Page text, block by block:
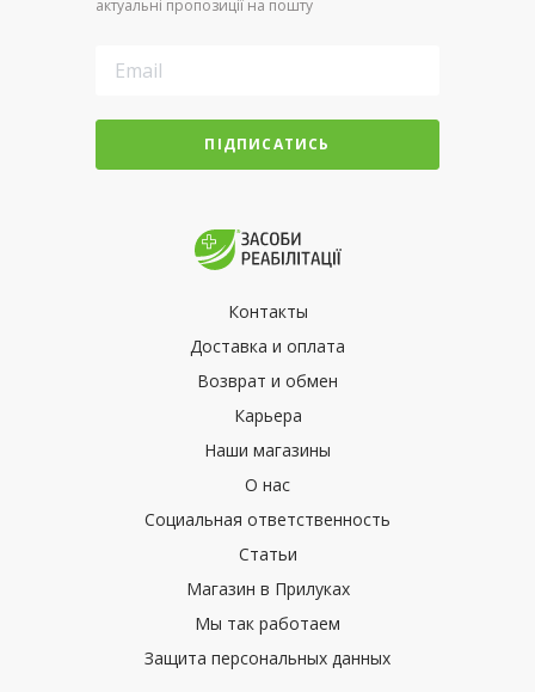
актуальні пропозиції на пошту
ПІДПИСАТИСЬ
Контакты
Доставка и оплата
Возврат и обмен
Карьера
Наши магазины
О нас
Социальная ответственность
Статьи
Магазин в Прилуках
Мы так работаем
Защита персональных данных